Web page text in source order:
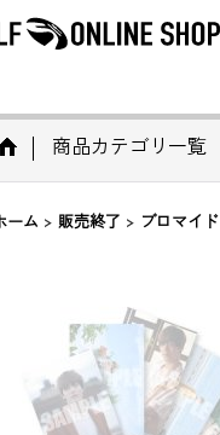
商品カテゴリ一覧
ーム > 販売終了 > ブロマイド